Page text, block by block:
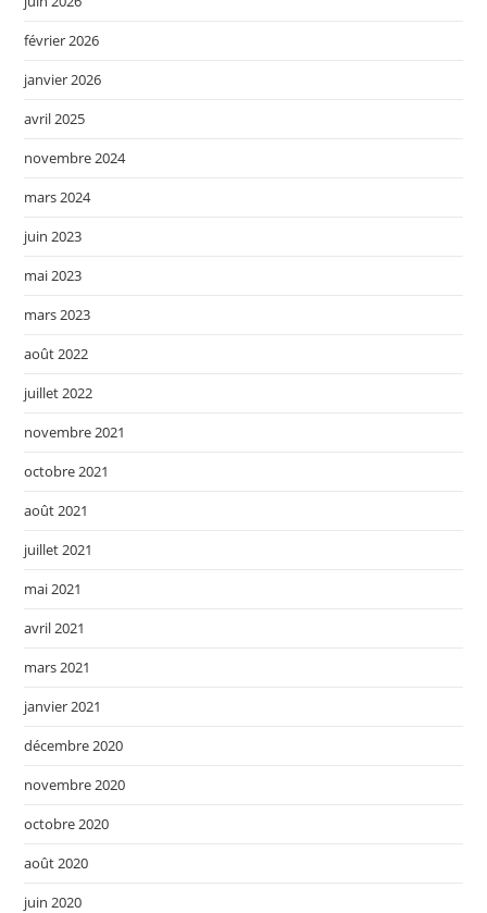
février 2026
janvier 2026
avril 2025
novembre 2024
mars 2024
juin 2023
mai 2023
mars 2023
août 2022
juillet 2022
novembre 2021
octobre 2021
août 2021
juillet 2021
mai 2021
avril 2021
mars 2021
janvier 2021
décembre 2020
novembre 2020
octobre 2020
août 2020
juin 2020